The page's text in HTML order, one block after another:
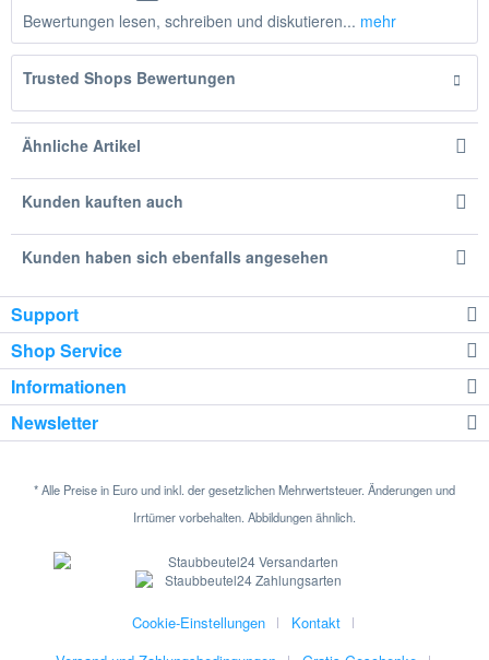
Bewertungen lesen, schreiben und diskutieren... mehr
Trusted Shops Bewertungen
Ähnliche Artikel
Kunden kauften auch
Kunden haben sich ebenfalls angesehen
Support
Shop Service
Informationen
Newsletter
* Alle Preise in Euro und inkl. der gesetzlichen Mehrwertsteuer. Änderungen und
Irrtümer vorbehalten. Abbildungen ähnlich.
Cookie-Einstellungen
Kontakt